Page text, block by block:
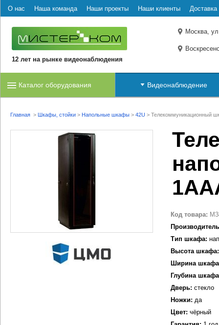
О нас Наша команда Наши проекты Наши клиенты Доставка
12 лет на рынке видеонаблюдения
Москва,
Каталог оборудования Видеонаблюдение
Главная > Шкафы, стойки > Напольные шкафы > 42U > Телекоммуникационный
Код товара:
Тип шкафа:
Высота шкафа:
Ширина
Глубина
Дверь: стекло
Ножки: да
Цвет: чёрный